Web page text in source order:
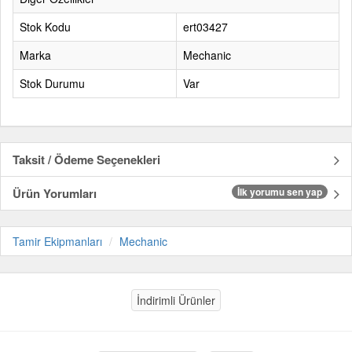
Stok Kodu
ert03427
Marka
Mechanic
Stok Durumu
Var
Taksit / Ödeme Seçenekleri
Ürün Yorumları
İlk yorumu sen yap
Tamir Ekipmanları Mechanic
İndirimli Ürünler